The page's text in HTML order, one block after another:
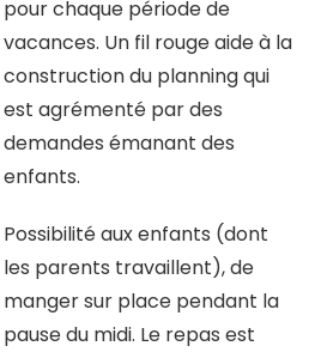
pour chaque période de
vacances. Un fil rouge aide à la
construction du planning qui
est agrémenté par des
demandes émanant des
enfants.
Possibilité aux enfants (dont
les parents travaillent), de
manger sur place pendant la
pause du midi. Le repas est